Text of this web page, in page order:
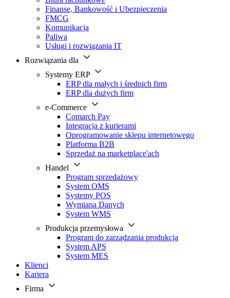
Finanse, Bankowość i Ubezpieczenia
FMCG
Komunikacja
Paliwa
Usługi i rozwiązania IT
Rozwiązania dla
Systemy ERP
ERP dla małych i średnich firm
ERP dla dużych firm
e-Commerce
Comarch Pay
Integracja z kurierami
Oprogramowanie sklepu internetowego
Platforma B2B
Sprzedaż na marketplace'ach
Handel
Program sprzedażowy
System OMS
Systemy POS
Wymiana Danych
System WMS
Produkcja przemysłowa
Program do zarządzania produkcją
System APS
System MES
Klienci
Kariera
Firma